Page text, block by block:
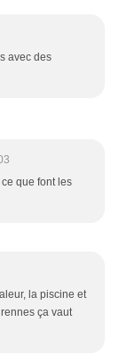
avec des
que font les
la piscine et
ça vaut